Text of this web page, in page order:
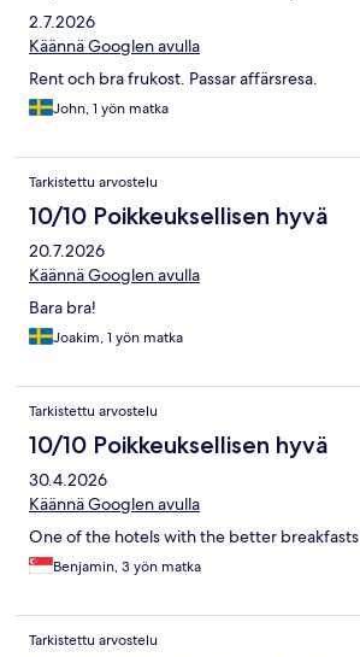
2.7.2026
Käännä Googlen avulla
Rent och bra frukost. Passar affärsresa.
John, 1 yön matka
Tarkistettu arvostelu
10/10 Poikkeuksellisen hyvä
20.7.2026
Käännä Googlen avulla
Bara bra!
Joakim, 1 yön matka
Tarkistettu arvostelu
10/10 Poikkeuksellisen hyvä
30.4.2026
Käännä Googlen avulla
One of the hotels with the better breakfasts
Benjamin, 3 yön matka
Tarkistettu arvostelu